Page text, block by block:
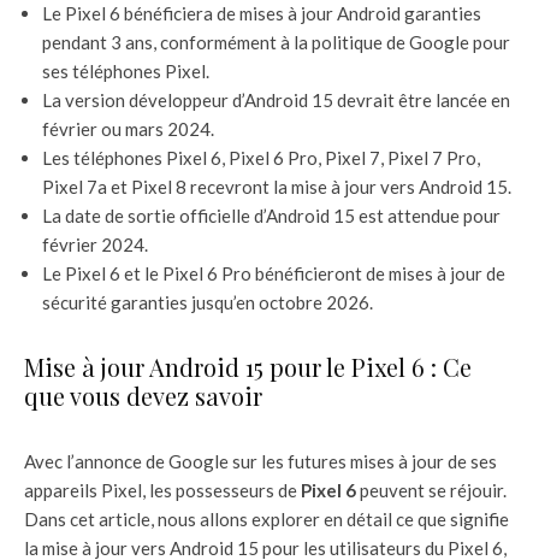
Le Pixel 6 bénéficiera de mises à jour Android garanties
pendant 3 ans, conformément à la politique de Google pour
ses téléphones Pixel.
La version développeur d’Android 15 devrait être lancée en
février ou mars 2024.
Les téléphones Pixel 6, Pixel 6 Pro, Pixel 7, Pixel 7 Pro,
Pixel 7a et Pixel 8 recevront la mise à jour vers Android 15.
La date de sortie officielle d’Android 15 est attendue pour
février 2024.
Le Pixel 6 et le Pixel 6 Pro bénéficieront de mises à jour de
sécurité garanties jusqu’en octobre 2026.
Mise à jour Android 15 pour le Pixel 6 : Ce
que vous devez savoir
Avec l’annonce de Google sur les futures mises à jour de ses
appareils Pixel, les possesseurs de Pixel 6peuvent se réjouir.
Dans cet article, nous allons explorer en détail ce que signifie
la mise à jour vers Android 15 pour les utilisateurs du Pixel 6,